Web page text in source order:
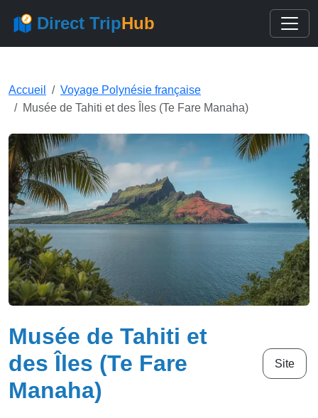
Direct TripHub
Accueil
Voyage Polynésie française
Musée de Tahiti et des Îles (Te Fare Manaha)
Musée de Tahiti et
des Îles (Te Fare
Manaha)
Site